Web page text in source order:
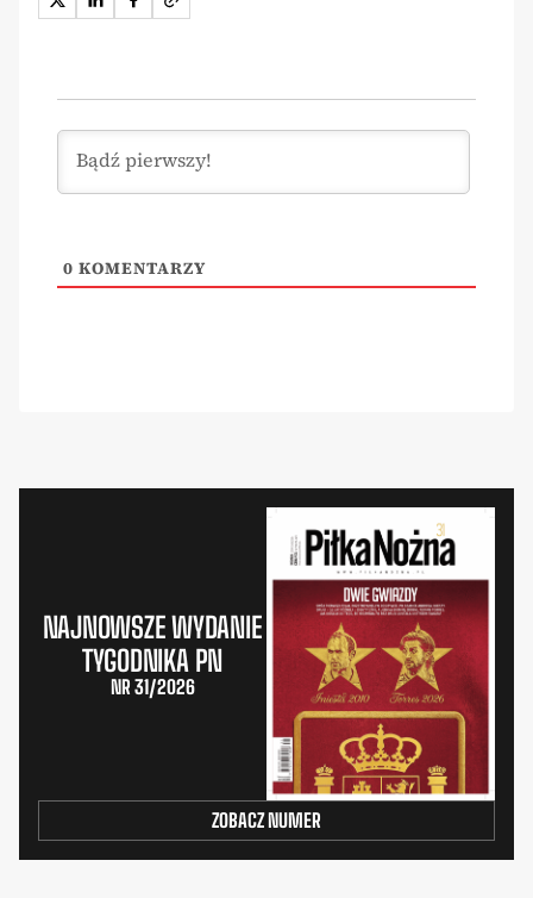
0 KOMENTARZY
NAJNOWSZE WYDANIE
TYGODNIKA PN
NR 31/2026
ZOBACZ NUMER